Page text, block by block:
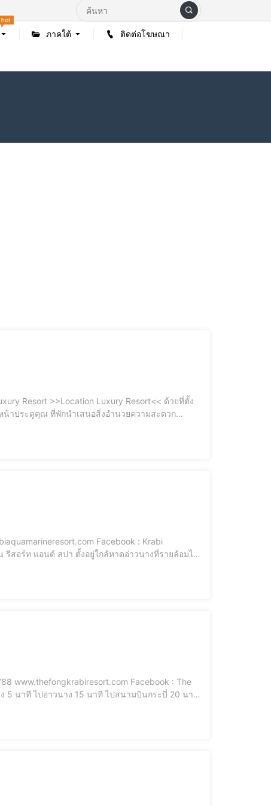
hot
ภาคใต้ ติดต่อโฆษณา
Resort >>Location Luxury Resort<< ด้วยที่ตั้ง
น้าประตูคุณ ที่พักนำเสนอสิ่งอำนวยความสะดวก
Facebook : Krabi
รีสอร์ท แอนด์ สปา ตั้งอยู่ใกล้หาดอ่าวนางที่รายล้อมไป
www.thefongkrabiresort.com Facebook : The
ง 5 นาที ไปอ่าวนาง 15 นาที ไปสนามบินกระบี่ 20 นาที.